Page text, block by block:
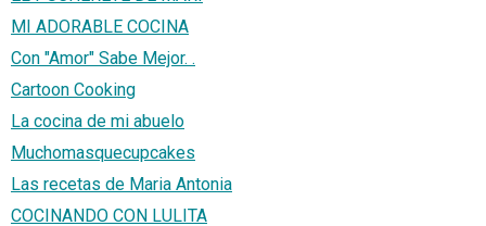
MI ADORABLE COCINA
Con "Amor" Sabe Mejor. .
Cartoon Cooking
La cocina de mi abuelo
Muchomasquecupcakes
Las recetas de Maria Antonia
COCINANDO CON LULITA